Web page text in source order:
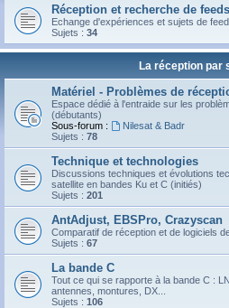
Réception et recherche de
Echange d'expériences et sujets de
Sujets : 34
La réception par
Matériel - Problèmes de
Espace dédié à l'entraide sur les
(débutants)
Sous-forum :
Nilesat & Badr
Sujets : 78
Technique et technologies
Discussions techniques et évolutions
satellite en bandes Ku et C (initiés)
Sujets : 201
AntAdjust, EBSPro, Crazyscan
Comparatif de réception et de logiciels
Sujets : 67
La bande C
Tout ce qui se rapporte à la bande C :
antennes, montures, DX...
Sujets : 106